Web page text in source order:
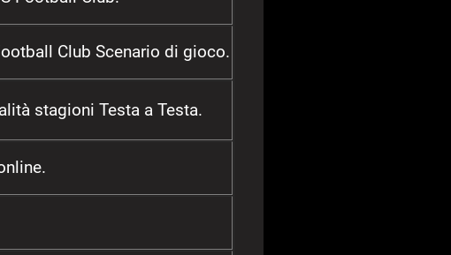
Club Scenario di gioco.
stagioni Testa a Testa.